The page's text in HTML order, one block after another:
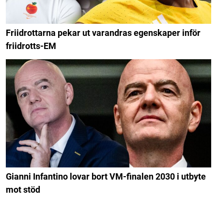
Friidrottarna pekar ut varandras egenskaper inför
friidrotts-EM
Gianni Infantino lovar bort VM-finalen 2030 i utbyte
mot stöd